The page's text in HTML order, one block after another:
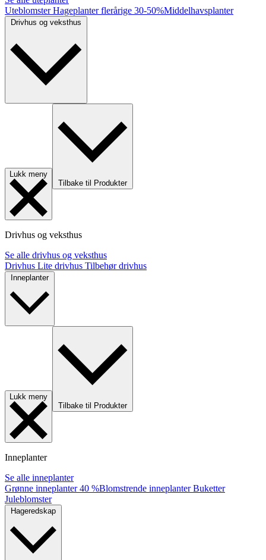
UteblomsterHageplanter flerårige 30-50%Middelhavsplanter
Lukk meny
Tilbake til Produkter
Drivhus og veksthus
Se alle drivhus og veksthus
Drivhus Lite drivhus Tilbehør drivhus
Inneplanter
Lukk meny
Tilbake til Produkter
Inneplanter
Se alle inneplanter
Grønne inneplanter40 %Blomstrende inneplanterBuketter
Juleblomster